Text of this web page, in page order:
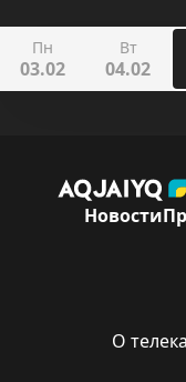
Пн
03.02
Вт
04.02
Новости
О